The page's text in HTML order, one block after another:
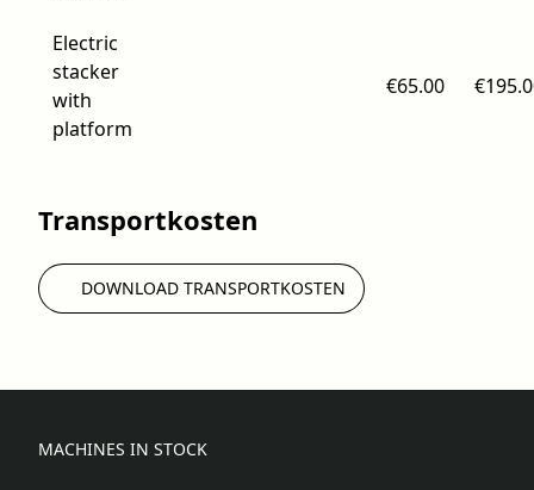
Electric
stacker
with
platform
€65.00
Transportkosten
DOWNLOAD TRANSPORTKOSTEN
MACHINES IN STOCK